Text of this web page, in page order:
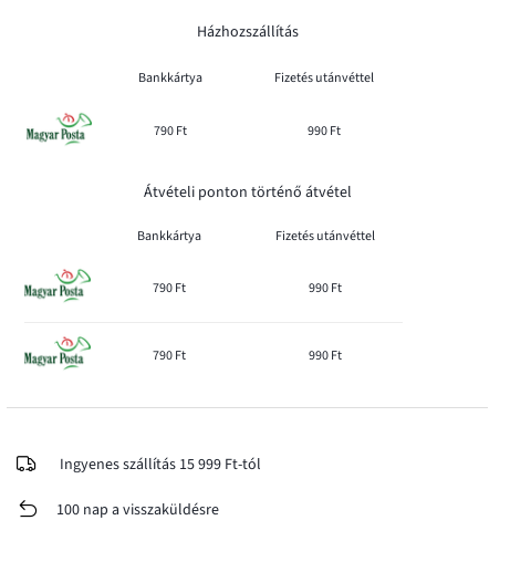
Házhozszállítás
Bankkártya Fizetés utánvéttel
790 Ft 990 Ft
Átvételi ponton történő átvétel
Bankkártya Fizetés utánvéttel
790 Ft 990 Ft
790 Ft 990 Ft
Ingyenes szállítás 15 999 Ft-tól
100 nap a visszaküldésre